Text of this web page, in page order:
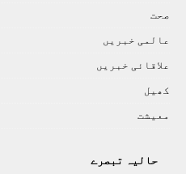
صحت
عالمی خبريں
علاقائی خبريں
کھيل
معيشت
حالیہ تبصرے